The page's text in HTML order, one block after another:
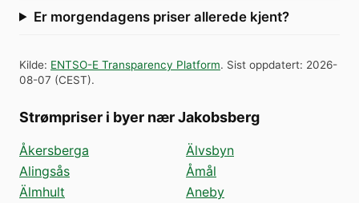
Er morgendagens priser allerede kjent?
Kilde: ENTSO-E Transparency Platform. Sist oppdatert: 2026-
08-07 (CEST).
Strømpriser i byer nær Jakobsberg
Åkersberga
Alingsås
Älmhult
Älvsbyn
Åmål
Aneby